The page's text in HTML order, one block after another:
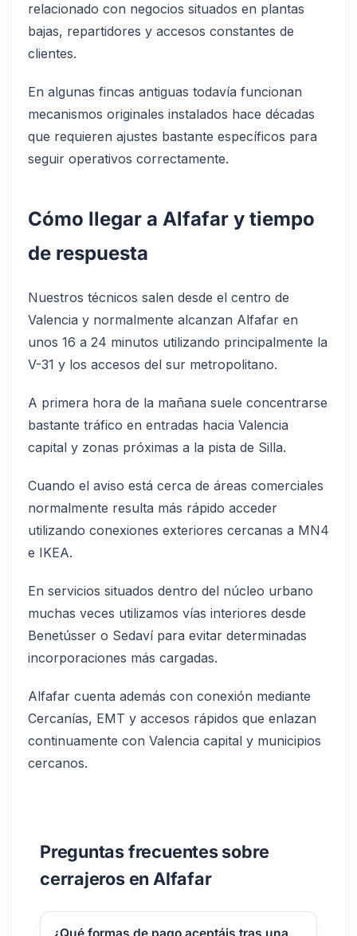
relacionado con negocios situados en plantas
bajas, repartidores y accesos constantes de
clientes.
En algunas fincas antiguas todavía funcionan
mecanismos originales instalados hace décadas
que requieren ajustes bastante específicos para
seguir operativos correctamente.
Cómo llegar a Alfafar y tiempo
de respuesta
Nuestros técnicos salen desde el centro de
Valencia y normalmente alcanzan Alfafar en
unos 16 a 24 minutos utilizando principalmente la
V-31 y los accesos del sur metropolitano.
A primera hora de la mañana suele concentrarse
bastante tráfico en entradas hacia Valencia
capital y zonas próximas a la pista de Silla.
Cuando el aviso está cerca de áreas comerciales
normalmente resulta más rápido acceder
utilizando conexiones exteriores cercanas a MN4
e IKEA.
En servicios situados dentro del núcleo urbano
muchas veces utilizamos vías interiores desde
Benetússer o Sedaví para evitar determinadas
incorporaciones más cargadas.
Alfafar cuenta además con conexión mediante
Cercanías, EMT y accesos rápidos que enlazan
continuamente con Valencia capital y municipios
cercanos.
Preguntas frecuentes sobre
cerrajeros en Alfafar